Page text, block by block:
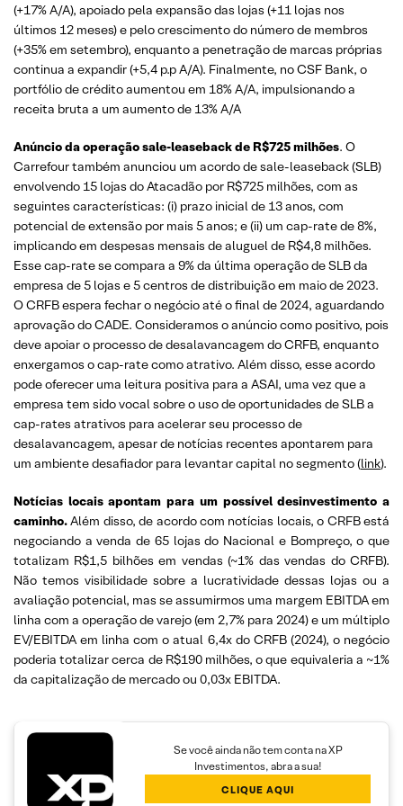
(+17% A/A), apoiado pela expansão das lojas (+11 lojas nos
últimos 12 meses) e pelo crescimento do número de membros
(+35% em setembro), enquanto a penetração de marcas próprias
continua a expandir (+5,4 p.p A/A). Finalmente, no CSF Bank, o
portfólio de crédito aumentou em 18% A/A, impulsionando a
receita bruta a um aumento de 13% A/A
Anúncio da operação sale-leaseback de R$725 milhões. O
Carrefour também anunciou um acordo de sale-leaseback (SLB)
envolvendo 15 lojas do Atacadão por R$725 milhões, com as
seguintes características: (i) prazo inicial de 13 anos, com
potencial de extensão por mais 5 anos; e (ii) um cap-rate de 8%,
implicando em despesas mensais de aluguel de R$4,8 milhões.
Esse cap-rate se compara a 9% da última operação de SLB da
empresa de 5 lojas e 5 centros de distribuição em maio de 2023.
O CRFB espera fechar o negócio até o final de 2024, aguardando
aprovação do CADE. Consideramos o anúncio como positivo, pois
deve apoiar o processo de desalavancagem do CRFB, enquanto
enxergamos o cap-rate como atrativo. Além disso, esse acordo
pode oferecer uma leitura positiva para a ASAI, uma vez que a
empresa tem sido vocal sobre o uso de oportunidades de SLB a
cap-rates atrativos para acelerar seu processo de
desalavancagem, apesar de notícias recentes apontarem para
um ambiente desafiador para levantar capital no segmento (link).
Notícias locais apontam para um possível desinvestimento a
caminho.Além disso, de acordo com notícias locais, o CRFB está
negociando a venda de 65 lojas do Nacional e Bompreço, o que
totalizam R$1,5 bilhões em vendas (~1% das vendas do CRFB).
Não temos visibilidade sobre a lucratividade dessas lojas ou a
avaliação potencial, mas se assumirmos uma margem EBITDA em
linha com a operação de varejo (em 2,7% para 2024) e um múltiplo
EV/EBITDA em linha com o atual 6,4x do CRFB (2024), o negócio
poderia totalizar cerca de R$190 milhões, o que equivaleria a ~1%
da capitalização de mercado ou 0,03x EBITDA.
Se você ainda não tem conta na XP
Investimentos, abra a sua!
CLIQUE AQUI